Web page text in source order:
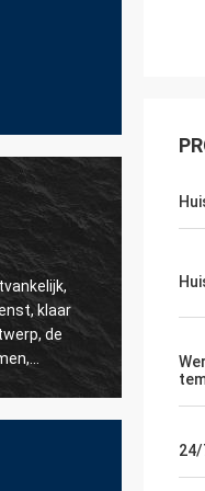
ITD is een
team (Jessie) is
te reageren als
om onze eigen
updates samen
over vele
op samen het